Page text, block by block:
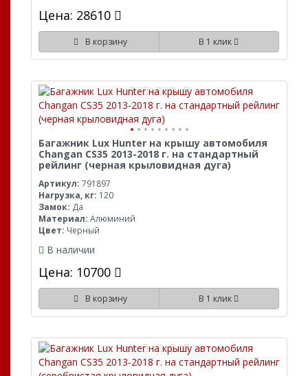
Цена: 28610
В корзину В 1 клик
Багажник Lux Hunter на крышу автомобиля
Changan CS35 2013-2018 г. на стандартный
рейлинг (черная крыловидная дуга)
Артикул: 791897
Нагрузка, кг: 120
Замок: Да
Материал: Алюминий
Цвет: Черный
В наличии
Цена: 10700
В корзину В 1 клик